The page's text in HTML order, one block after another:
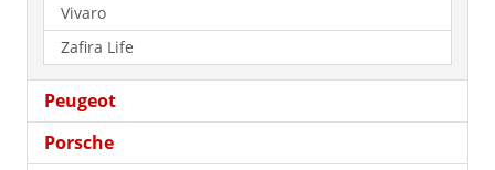
Vivaro
Zafira Life
Peugeot
Porsche